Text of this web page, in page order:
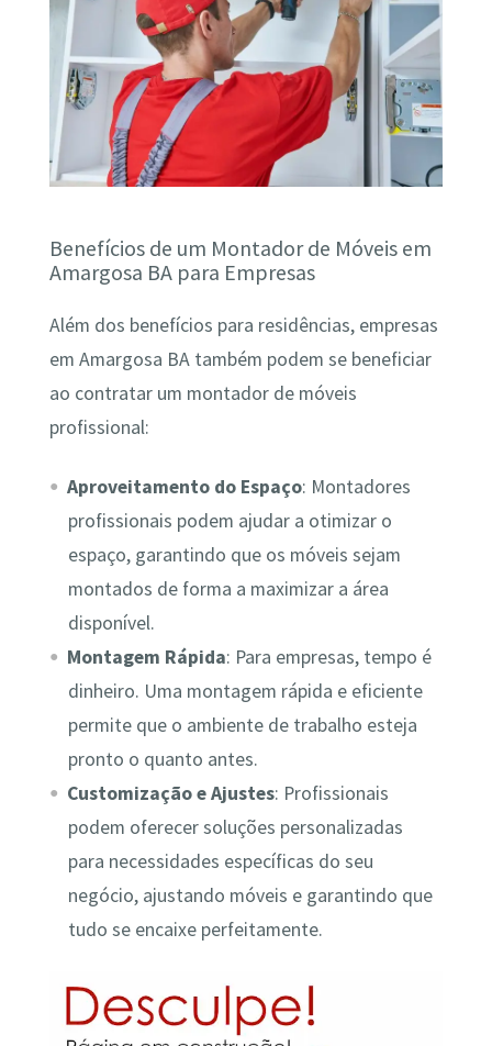
Benefícios de um Montador de Móveis em
Amargosa BA para Empresas
Além dos benefícios para residências, empresas
em Amargosa BA também podem se beneficiar
ao contratar um montador de móveis
profissional:
Aproveitamento do Espaço: Montadores
profissionais podem ajudar a otimizar o
espaço, garantindo que os móveis sejam
montados de forma a maximizar a área
disponível.
Montagem Rápida: Para empresas, tempo é
dinheiro. Uma montagem rápida e eficiente
permite que o ambiente de trabalho esteja
pronto o quanto antes.
Customização e Ajustes: Profissionais
podem oferecer soluções personalizadas
para necessidades específicas do seu
negócio, ajustando móveis e garantindo que
tudo se encaixe perfeitamente.